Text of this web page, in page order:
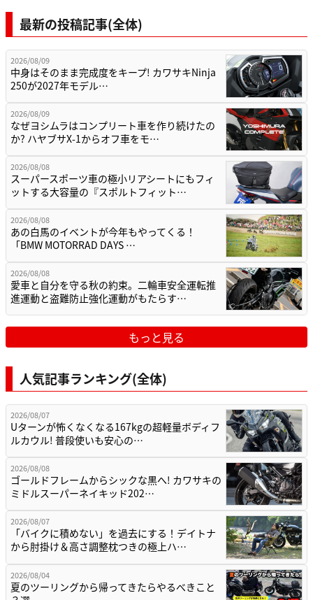
最新の投稿記事(全体)
2026/08/09
中身はそのまま完成度をキープ! カワサキNinja
250が2027年モデル…
2026/08/09
なぜヨシムラはコンプリート車を作り続けたの
か? ハヤブサX-1からオフ車をモ…
2026/08/08
スーパースポーツ車の極小リアシートにもフィ
ットする大容量の『スポルトフィット…
2026/08/08
あの白馬のイベントが今年もやってくる！
「BMW MOTORRAD DAYS …
2026/08/08
愛車と自分を守る秋の約束。二輪車安全運転推
進運動と盗難防止強化運動がもたらす…
もっと見る
人気記事ランキング(全体)
2026/08/07
Uターンが怖くなくなる167kgの超軽量ボディフ
ルカウル! 普段使いも安心の…
2026/08/08
ゴールドフレームからシックな黒へ! カワサキの
ミドルスーパーネイキッド202…
2026/08/07
「バイクに積めない」を過去にする！デイトナ
から肘掛け＆高さ調整枕つきの極上ハ…
2026/08/04
夏のツーリングから帰ってきたらやるべきこと